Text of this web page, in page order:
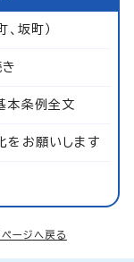
坂町）
本条例全文
をお願いします
ページへ戻る